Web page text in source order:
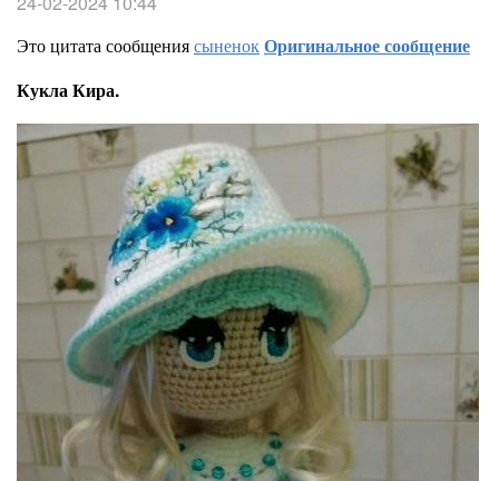
Это цитата сообщениясыненокОригинальное сообщение
Кукла Кира.